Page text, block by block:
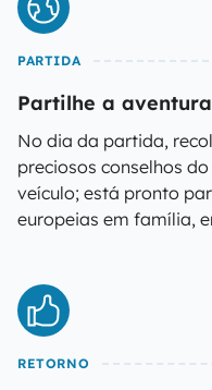
PARTIDA
Partilhe a aventura
No dia da partida,
preciosos conselhos
veículo; está pronto
europeias em família,
RETORNO